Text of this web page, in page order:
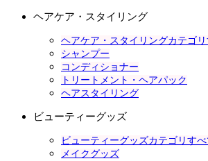
ヘアケア・スタイリング
ヘアケア・スタイリングカテゴ
シャンプー
コンディショナー
トリートメント・ヘアパック
ヘアスタイリング
ビューティーグッズ
ビューティーグッズカテゴリすべ
メイクグッズ